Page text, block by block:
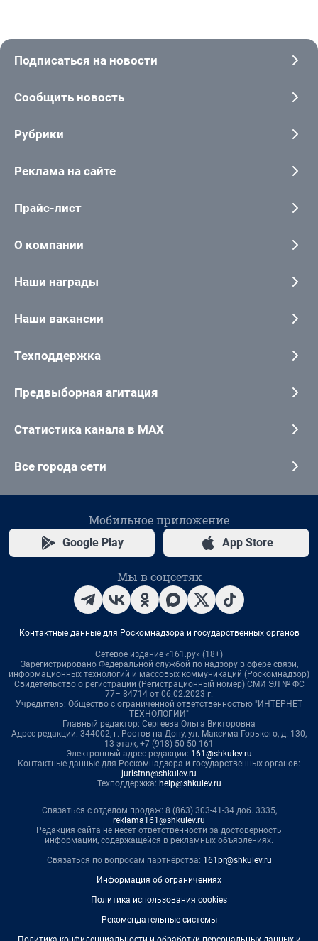
Подписаться на новости
Сообщить новость
Рубрики
Реклама на сайте
Прайс-лист
О компании
Наши награды
Наши вакансии
Техподдержка
Предвыборная агитация
Статистика канала в MAX
Все города сети
Мобильное приложение
Google Play App Store
Мы в соцсетях
Контактные данные для Роскомнадзора и государственных органов
Сетевое издание «161.ру» (18+)
Зарегистрировано Федеральной службой по надзору в сфере связи,
информационных технологий и массовых коммуникаций (Роскомнадзор)
Свидетельство о регистрации (Регистрационный номер) СМИ ЭЛ № ФС
77– 84714 от 06.02.2023 г.
Учредитель: Общество с ограниченной ответственностью "ИНТЕРНЕТ
ТЕХНОЛОГИИ"
Главный редактор: Сергеева Ольга Викторовна
Адрес редакции: 344002, г. Ростов-на-Дону, ул. Максима Горького, д. 130,
13 этаж, +7 (918) 50-50-161
Электронный адрес редакции: 161@shkulev.ru
Контактные данные для Роскомнадзора и государственных органов:
juristnn@shkulev.ru
Техподдержка: help@shkulev.ru
Связаться с отделом продаж: 8 (863) 303-41-34 доб. 3335,
reklama161@shkulev.ru
Редакция сайта не несет ответственности за достоверность
информации, содержащейся в рекламных объявлениях.
Связаться по вопросам партнёрства: 161pr@shkulev.ru
Информация об ограничениях
Политика использования cookies
Рекомендательные системы